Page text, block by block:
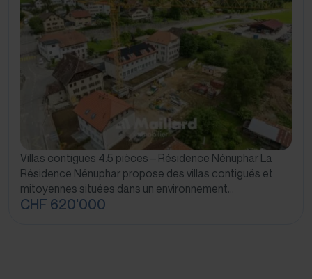
Villas contiguës 4.5 pièces – Résidence Nénuphar La
Résidence Nénuphar propose des villas contiguës et
mitoyennes situées dans un environnement…
CHF 620'000